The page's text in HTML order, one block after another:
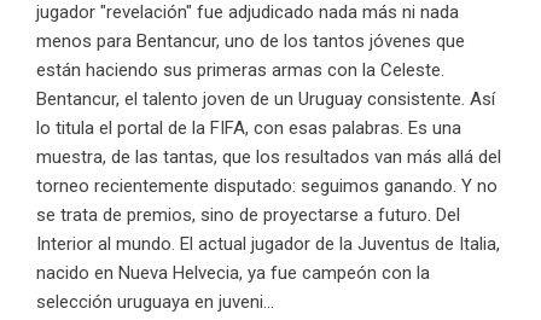
jugador "revelación" fue adjudicado nada más ni nada
menos para Bentancur, uno de los tantos jóvenes que
están haciendo sus primeras armas con la Celeste.
Bentancur, el talento joven de un Uruguay consistente. Así
lo titula el portal de la FIFA, con esas palabras. Es una
muestra, de las tantas, que los resultados van más allá del
torneo recientemente disputado: seguimos ganando. Y no
se trata de premios, sino de proyectarse a futuro. Del
Interior al mundo. El actual jugador de la Juventus de Italia,
nacido en Nueva Helvecia, ya fue campeón con la
selección uruguaya en juveni...